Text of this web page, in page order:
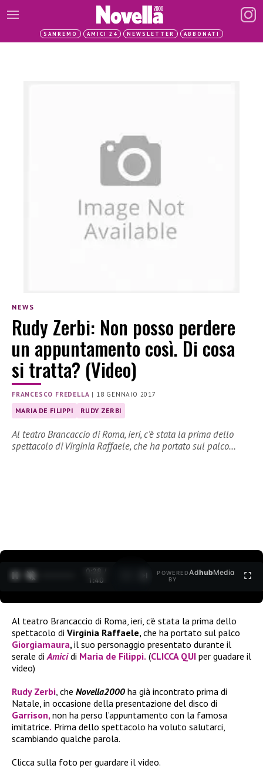
SANREMO AMICI 24 NEWSLETTER ABBONATI
NEWS
Rudy Zerbi: Non posso perdere
un appuntamento così. Di cosa
si tratta? (Video)
FRANCESCO FREDELLA | 18 GENNAIO 2017
MARIA DE FILIPPI RUDY ZERBI
Al teatro Brancaccio di Roma, ieri, c’è stata la prima dello
spettacolo di Virginia Raffaele, che ha portato sul palco…
0:30 /
1:40
POWERED
BY
AdhubMedia
Al teatro Brancaccio di Roma, ieri, c’è stata la prima dello
spettacolo di Virginia Raffaele, che ha portato sul palco
Giorgiamaura, il suo personaggio presentato durante il
serale di Amicidi Maria de Filippi. (CLICCA QUI per guadare il
video)
Rudy Zerbi , che Novella2000 ha già incontrato prima di
Natale, in occasione della presentazione del disco di
Garrison, non ha perso l’appuntamento con la famosa
imitatrice. Prima dello spettacolo ha voluto salutarci,
scambiando qualche parola.
Clicca sulla foto per guardare il video.